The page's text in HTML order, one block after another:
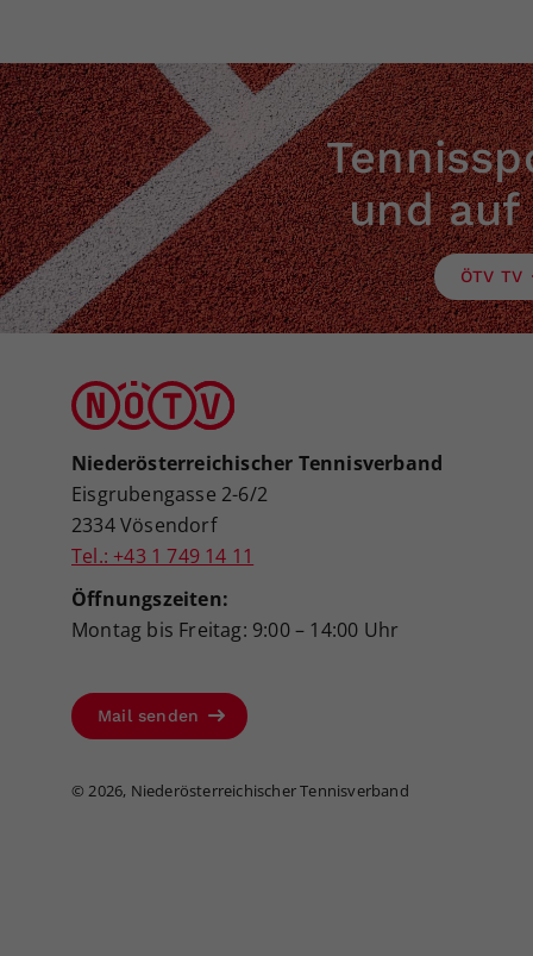
und auf
ÖTV TV
Niederösterreichischer Tennisverband
Eisgrubengasse 2-6/2
2334 Vösendorf
Tel.: +43 1 749 14 11
Öffnungszeiten:
Montag bis Freitag: 9:00 – 14:00 Uhr
Mail senden
© 2026, Niederösterreichischer Tennisverband